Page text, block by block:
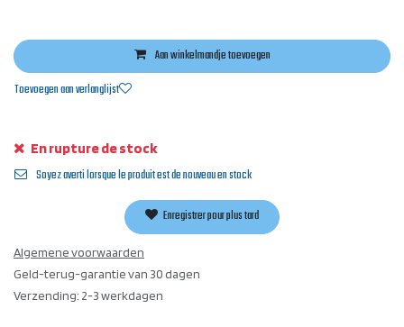
Aan winkelmandje toevoegen
Toevoegen aan verlanglijst
En rupture de stock
Soyez averti lorsque le produit est de nouveau en stock
Enregistrer pour plus tard
Algemene voorwaarden
Geld-terug-garantie van 30 dagen
Verzending: 2-3 werkdagen